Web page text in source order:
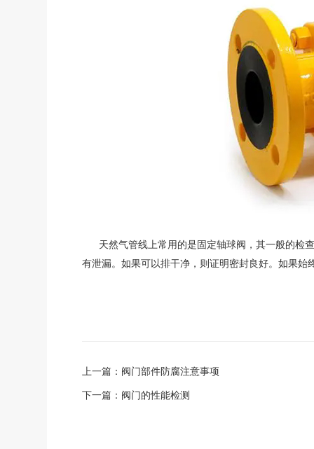
天然气管线上常用的是固定轴球阀，其一般的检
有泄漏。如果可以排干净，则证明密封良好。如果
上一篇： 阀门部件防腐注意事项
下一篇： 阀门的性能检测